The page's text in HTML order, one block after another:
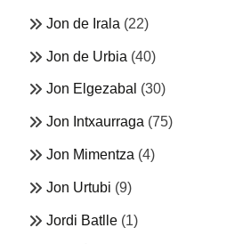
Jon de Irala (22)
Jon de Urbia (40)
Jon Elgezabal (30)
Jon Intxaurraga (75)
Jon Mimentza (4)
Jon Urtubi (9)
Jordi Batlle (1)